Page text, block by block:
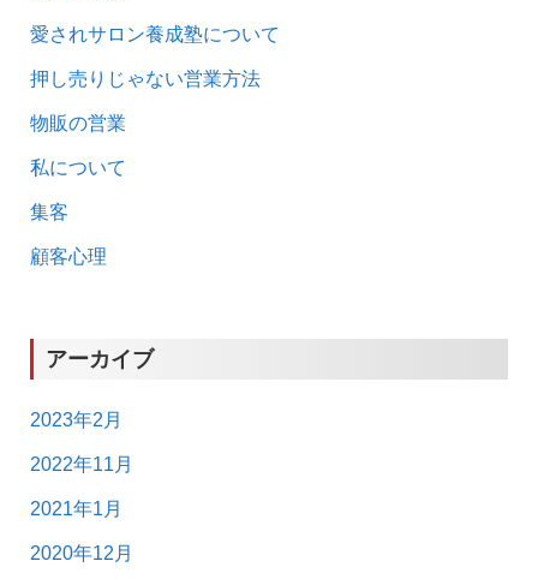
愛されサロン養成塾について
押し売りじゃない営業方法
物販の営業
私について
集客
顧客心理
アーカイブ
2023年2月
2022年11月
2021年1月
2020年12月